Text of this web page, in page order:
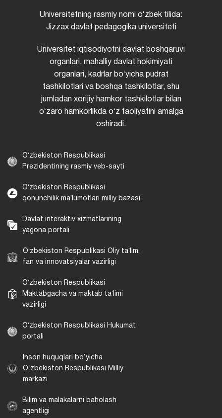
Universitetning rasmiy nomi oʻzbek tilida:
Jizzax davlat pedagogika universiteti
Universitet iqtisodiyotni davlat boshqaruvi
organlari, mahalliy davlat hokimiyati
organlari, kadrlar boʻyicha pudrat
tashkilotlari va boshqa tashkilotlar, shu
jumladan xorijiy hamkor tashkilotlar bilan
oʻzaro hamkorlikda oʻz faoliyatini amalga
oshiradi.
Oʻzbekiston Respublikasi
Prezidentining rasmiy veb-sayti
Oʻzbekiston Respublikasi
qonunchilik maʼlumotlari milliy bazasi
Davlat interaktiv xizmatlarining
yagona portali
Oʻzbekiston Respublikasi Oliy taʼlim,
fan va innovatsiyalar vazirligi
Oʻzbekiston Respublikasi
Maktabgacha va maktab taʼlimi
vazirligi
Oʻzbekiston Respublikasi Hukumat
portali
Inson huquqlari bo‘yicha
O‘zbekiston Respublikasi Milliy
markazi
Bilim va malakalarni baholash
agentligi